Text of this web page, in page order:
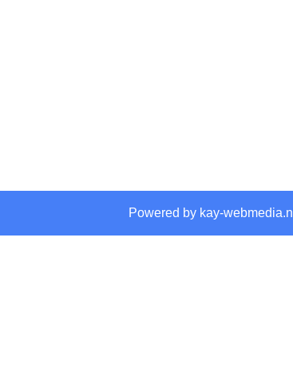
Powered by kay-webmedia.nl